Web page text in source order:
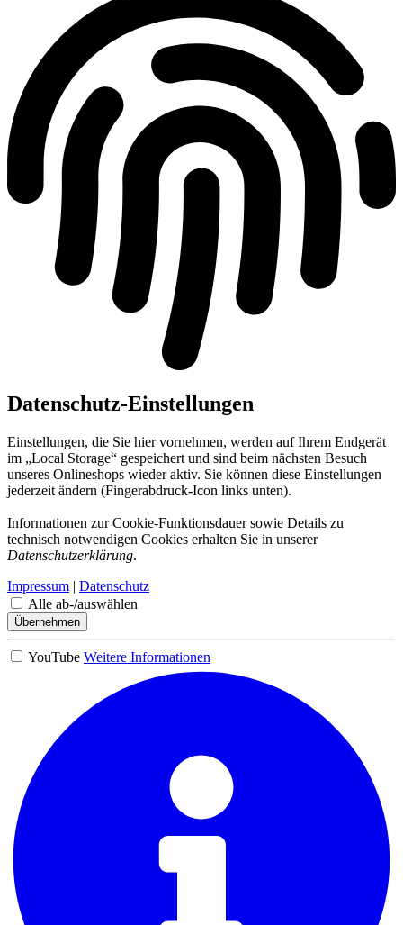
Datenschutz-Einstellungen
Einstellungen, die Sie hier vornehmen, werden auf Ihrem Endgerät
im „Local Storage“ gespeichert und sind beim nächsten Besuch
unseres Onlineshops wieder aktiv. Sie können diese Einstellungen
jederzeit ändern (Fingerabdruck-Icon links unten).
Informationen zur Cookie-Funktionsdauer sowie Details zu
technisch notwendigen Cookies erhalten Sie in unserer
Datenschutzerklärung.
Impressum | Datenschutz
Alle ab-/auswählen
Übernehmen
YouTube Weitere Informationen